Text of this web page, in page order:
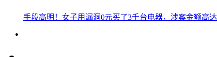
手段高明！女子用漏洞0元买了3千台电器，涉案金额高